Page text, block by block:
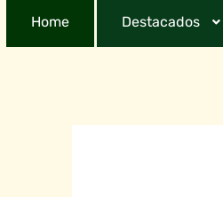
Home Destacados